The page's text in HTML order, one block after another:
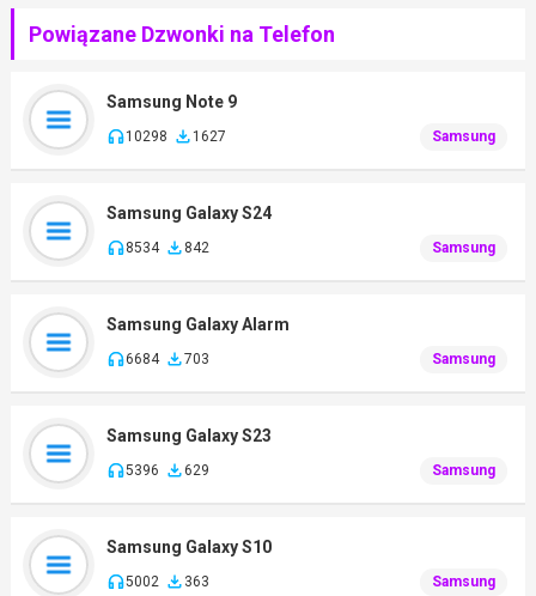
Powiązane Dzwonki na Telefon
Samsung Note 9
10298 1627 Samsung
Samsung Galaxy S24
8534 842 Samsung
Samsung Galaxy Alarm
6684 703 Samsung
Samsung Galaxy S23
5396 629 Samsung
Samsung Galaxy S10
5002 363 Samsung